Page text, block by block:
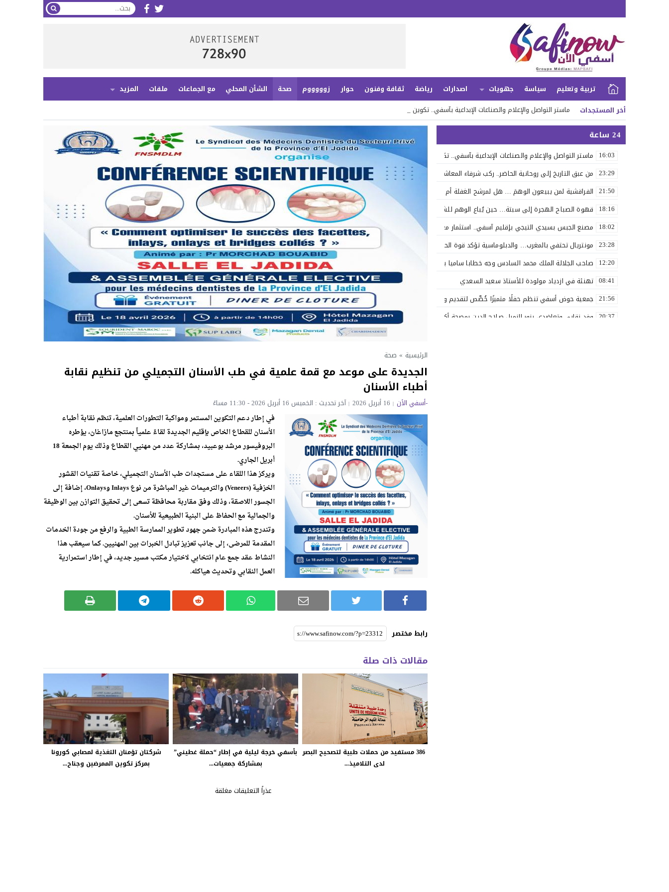
تربية وتعليم سياسة جهويات اصدارات رياضة ثقافة وفنون حوار زوووووم صحة الشأن المحلي مع الجماعات ملفات
المزيد
أخر المستجدات
ماستر التواصل والإعلام والصناعات الإبداعية بآسفي.. تكوين أكاديمي _
الرئيسية » صحة
الجديدة على موعد مع قمة علمية في طب الأسنان التجميلي من تنظيم نقابة
أطباء الأسنان
-أسفي الأن 16 أبريل 2026
آخر تحديث : الخميس 16 أبريل 2026 - 11:30 مساءً
في إطار دعم التكوين المستمر ومواكبة التطورات العلمية، تنظم نقابة أطباء
الأسنان للقطاع الخاص بإقليم الجديدة لقاءً علمياً بمنتجع مازاغان، يؤطره
البروفيسور مرشد بوعبيد، بمشاركة عدد من مهنيي القطاع وذلك يوم الجمعة 18
أبريل الجاري.
ويركز هذا اللقاء على مستجدات طب الأسنان التجميلي، خاصة تقنيات القشور
الخزفية (Veneers) والترميمات غير المباشرة من نوع Inlays وOnlays، إضافة إلى
الجسور اللاصقة، وذلك وفق مقاربة محافظة تسعى إلى تحقيق التوازن بين الوظيفة
والجمالية مع الحفاظ على البنية الطبيعية للأسنان.
وتندرج هذه المبادرة ضمن جهود تطوير الممارسة الطبية والرفع من جودة الخدمات
المقدمة للمرضى، إلى جانب تعزيز تبادل الخبرات بين المهنيين. كما سيعقب هذا
النشاط عقد جمع عام انتخابي لاختيار مكتب مسير جديد، في إطار استمرارية
العمل النقابي وتحديث هياكله.
رابط مختصر
مقالات ذات صلة
386 مستفيد من حملات طبية لتصحيح البصر
لدى التلاميذ...
بأسفي خرجة ليلية في إطار “حملة غطيني”
بمشاركة جمعيات...
شركتان تؤمنان التغذية لمصابي كورونا
بمركز تكوين الممرضين وجناح...
عذراً التعليقات مغلقة
24 ساعة
16:03 ماستر التواصل والإعلام والصناعات الإبداعية بآسفي.. تكوين أكاديمي رائد لمواكبة تحولات العصر الرقمي
23:29 من عبق التاريخ إلى روحانية الحاضر.. ركب شرفاء المعاشات يكتب فصلاً جديداً من ذاكرة التراث بحد الدرا
21:50 الفراقشية لمن يبيعون الوهمَ … هل لمرشح الغفلة أم لِمَنْ ..؟
18:16 قهوة الصباح الهجرة إلى سبتة… حين يُباع الوهم للشباب
18:02 مصنع الجبس بسيدي التيجي بإقليم آسفي.. استثمار مغربي يشغل 110 عاملاً
23:28 مونتريال تحتفي بالمغرب… والدبلوماسية تؤكد قوة الحضور
12:20 صاحب الجلالة الملك محمد السادس وجه خطابا ساميا بمناسبة عيد العرش المجيد
08:41 تهنئة في ازدياد مولودة للأستاذ سعيد السعدي
21:56 جمعية حوض أسفي تنظم حفلًا متميزًا خُصِّص لتقديم وتوقيع كتاب «لامالي… لأساتذة النار بمدينة آسفي» الأستاذ محمد عكار
20:37 وفد نقابي وتعاضدي يزور الزميل صلاح الدين بمصحة أكديتال ويجسد قيم التضامن والتآزر
بعد مسار نضالي طويل.. إدماج جميع أساتذة التعليم الأولي بآسفي في الجمعيات الوطنية والجامعة الوطنية للتعليم تؤكد: المعركة مستمرة…